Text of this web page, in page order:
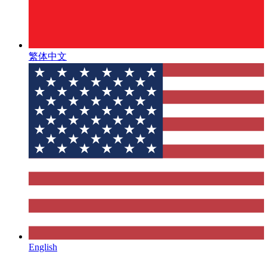
繁体中文
English